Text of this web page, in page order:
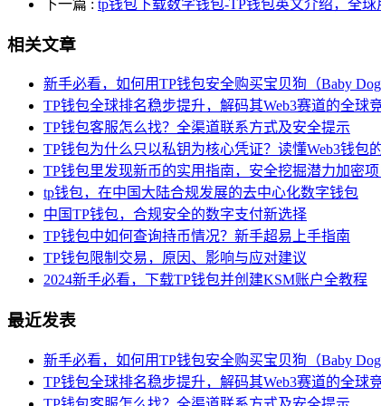
下一篇 : tp钱包下载数字钱包-TP钱包英文介绍，全
相关文章
新手必看，如何用TP钱包安全购买宝贝狗（Baby
TP钱包全球排名稳步提升，解码其Web3赛道的全球
TP钱包客服怎么找？全渠道联系方式及安全提示
TP钱包为什么只以私钥为核心凭证？读懂Web3钱包
TP钱包里发现新币的实用指南，安全挖掘潜力加密项
tp钱包，在中国大陆合规发展的去中心化数字钱包
中国TP钱包，合规安全的数字支付新选择
TP钱包中如何查询持币情况？新手超易上手指南
TP钱包限制交易，原因、影响与应对建议
2024新手必看，下载TP钱包并创建KSM账户全教程
最近发表
新手必看，如何用TP钱包安全购买宝贝狗（Baby
TP钱包全球排名稳步提升，解码其Web3赛道的全球